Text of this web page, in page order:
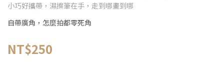
小巧好攜帶，濕擦筆在手，走到哪畫到哪
自帶廣角，怎麼拍都零死角
NT$250